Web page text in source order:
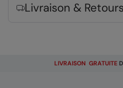
Composition
Livraison & Retours
LIVRAISON GRATUITE